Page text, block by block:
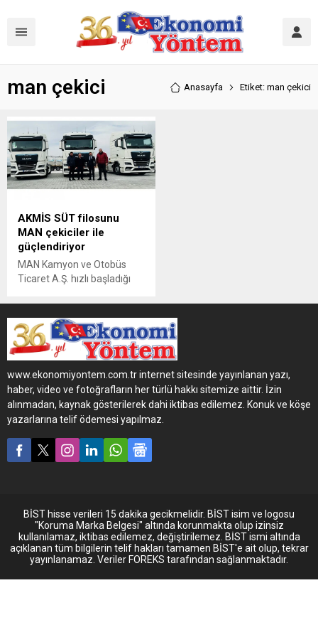
man çekici Anasayfa Etiket: man çekici
AKMİS SÜT filosunu
MAN çekiciler ile
güçlendiriyor
MAN Kamyon ve Otobüs
Ticaret A.Ş. hızlı başladığı
aralıksız devam ediyor.
Mevcut MAN araçlarından
duyduğu memnuniyetle
filosunun tamamını MAN’a
dönüştürme kararı alan
Niğde merkezli Akmis Süt,
bu kapsamda 5 adet TGX
18.520 4X2 BL_SA çekiciyi
törenle teslim aldı.
bakımından ikinci büyük süt
toplama merkezi olan...
www.ekonomiyontem.com.tr internet sitesinde yayınlanan yazı,
haber, video ve fotoğrafların her türlü hakkı sitemize aittir. İzin
alınmadan, kaynak gösterilerek dahi iktibas edilemez. Konuk ve köşe
yazarlarına telif ödemesi yapılmaz.
BİST hisse verileri 15 dakika gecikmelidir. BİST isim ve logosu
"Koruma Marka Belgesi" altında korunmakta olup izinsiz
kullanılamaz, iktibas edilemez, değiştirilemez. BİST ismi altında
açıklanan tüm bilgilerin telif hakları tamamen BİST'e ait olup, tekrar
yayınlanamaz. Veriler FOREKS tarafından sağlanmaktadır.